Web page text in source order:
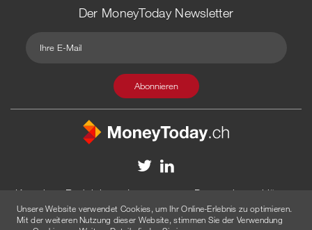
Der MoneyToday Newsletter
Kontakt Redaktion Impressum
Datenschutzerklärung
Disclaimer
Werbung
Unsere Website verwendet Cookies, um Ihr Online-Erlebnis zu optimieren.
Mit der weiteren Nutzung dieser Website, stimmen Sie der Verwendung